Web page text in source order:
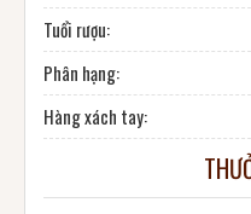
Tuổi rượu:
Phân hạng:
Hàng xách tay: